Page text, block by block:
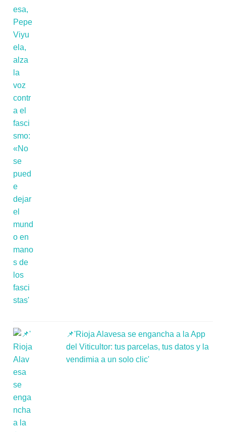
📌'Rioja Alavesa se engancha a la App
del Viticultor: tus parcelas, tus datos y la
vendimia a un solo clic'